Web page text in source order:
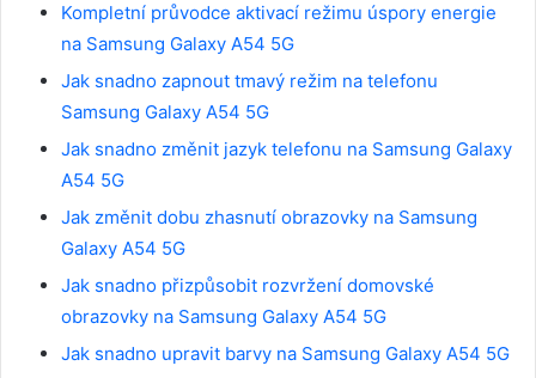
Kompletní průvodce aktivací režimu úspory energie
na Samsung Galaxy A54 5G
Jak snadno zapnout tmavý režim na telefonu
Samsung Galaxy A54 5G
Jak snadno změnit jazyk telefonu na Samsung Galaxy
A54 5G
Jak změnit dobu zhasnutí obrazovky na Samsung
Galaxy A54 5G
Jak snadno přizpůsobit rozvržení domovské
obrazovky na Samsung Galaxy A54 5G
Jak snadno upravit barvy na Samsung Galaxy A54 5G